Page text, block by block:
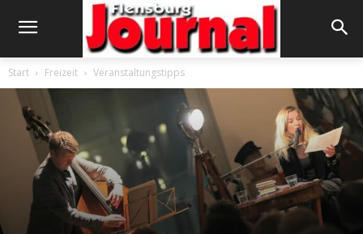
Start Freizeit Veranstaltungstipps